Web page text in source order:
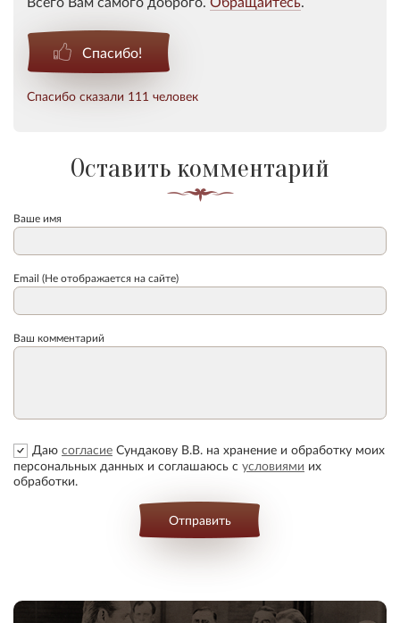
Спасибо!
Спасибо сказали 111 человек
Оставить комментарий
Ваше имя
Email (Не отображается на сайте)
Ваш комментарий
Даю согласие Сундакову В.В. на хранение и обработку моих
персональных данных и соглашаюсь с условиями их
обработки.
Отправить